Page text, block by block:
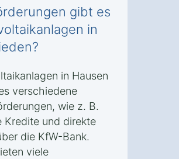
gibt es
in
in Hausen
verschiedene
wie z. B.
Kredite und direkte
die KfW-Bank.
viele